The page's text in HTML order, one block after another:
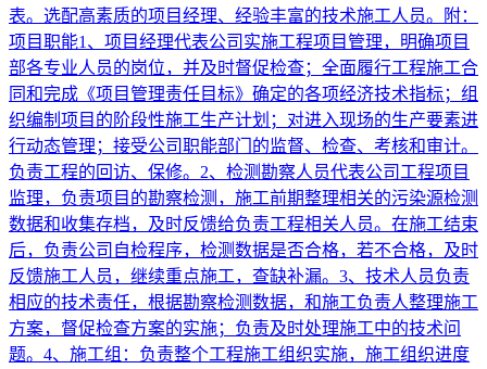
表。选配高素质的项目经理、经验丰富的技术施工人员。附：
项目职能1、项目经理代表公司实施工程项目管理，明确项目
部各专业人员的岗位，并及时督促检查；全面履行工程施工合
同和完成《项目管理责任目标》确定的各项经济技术指标；组
织编制项目的阶段性施工生产计划；对进入现场的生产要素进
行动态管理；接受公司职能部门的监督、检查、考核和审计。
负责工程的回访、保修。2、检测勘察人员代表公司工程项目
监理，负责项目的勘察检测，施工前期整理相关的污染源检测
数据和收集存档，及时反馈给负责工程相关人员。在施工结束
后，负责公司自检程序，检测数据是否合格，若不合格，及时
反馈施工人员，继续重点施工，查缺补漏。3、技术人员负责
相应的技术责任，根据勘察检测数据，和施工负责人整理施工
方案，督促检查方案的实施；负责及时处理施工中的技术问
题。4、施工组：负责整个工程施工组织实施，施工组织进度